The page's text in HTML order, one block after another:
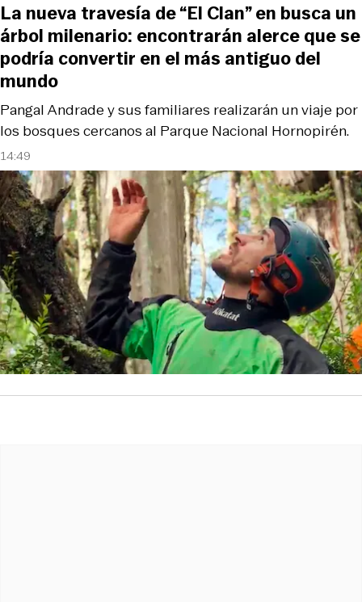
14:49
Pangal Andrade y sus familiares realizarán un viaje por
los bosques cercanos al Parque Nacional Hornopirén.
La nueva travesía de “El Clan” en busca un
árbol milenario: encontrarán alerce que se
podría convertir en el más antiguo del
mundo